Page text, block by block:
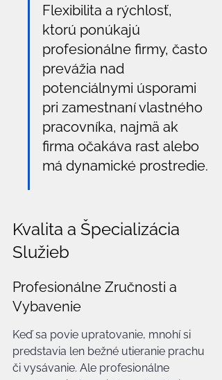
Flexibilita a rýchlosť,
ktorú ponúkajú
profesionálne firmy, často
prevážia nad
potenciálnymi úsporami
pri zamestnaní vlastného
pracovníka, najmä ak
firma očakáva rast alebo
má dynamické prostredie.
Kvalita a Špecializácia
Služieb
Profesionálne Zručnosti a
Vybavenie
Keď sa povie upratovanie, mnohí si
predstavia len bežné utieranie prachu
či vysávanie. Ale profesionálne